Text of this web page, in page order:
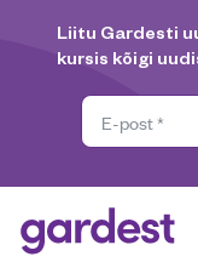
Liitu Gardesti
kursis kõigi